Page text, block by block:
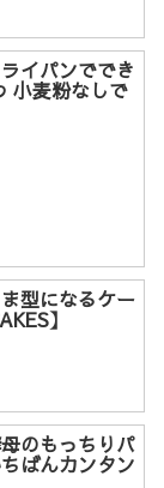
イパンででき
小麦粉なしで
型になるケー
】
のもっちりパ
ばんカンタン